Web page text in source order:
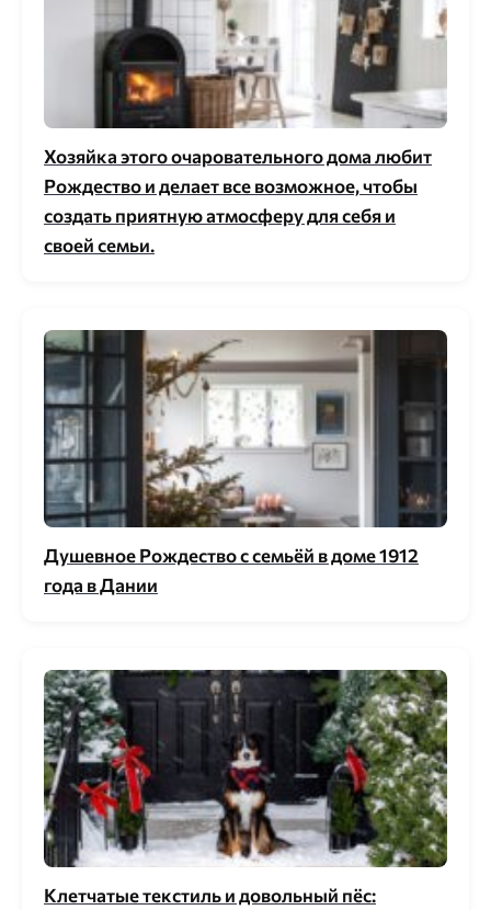
Хозяйка этого очаровательного дома любит
Рождество и делает все возможное, чтобы
создать приятную атмосферу для себя и
своей семьи.
Душевное Рождество с семьёй в доме 1912
года в Дании
Клетчатые текстиль и довольный пёс: